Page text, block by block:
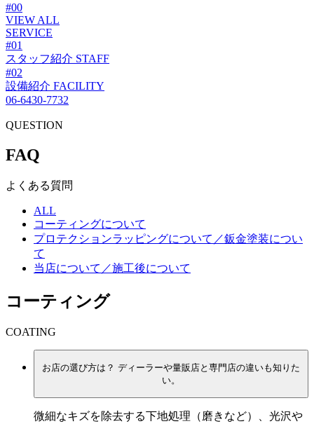
#00
VIEW ALL
SERVICE
#01
スタッフ紹介 STAFF
#02
設備紹介 FACILITY
06-6430-7732
QUESTION
FAQ
よくある質問
ALL
コーティングについて
プロテクションラッピングについて／鈑金塗装につい
て
当店について／施工後について
コーティング
COATING
お店の選び方は？ ディーラーや量販店と専門店の違いも知りた
い。
微細なキズを除去する下地処理（磨きなど）、光沢や